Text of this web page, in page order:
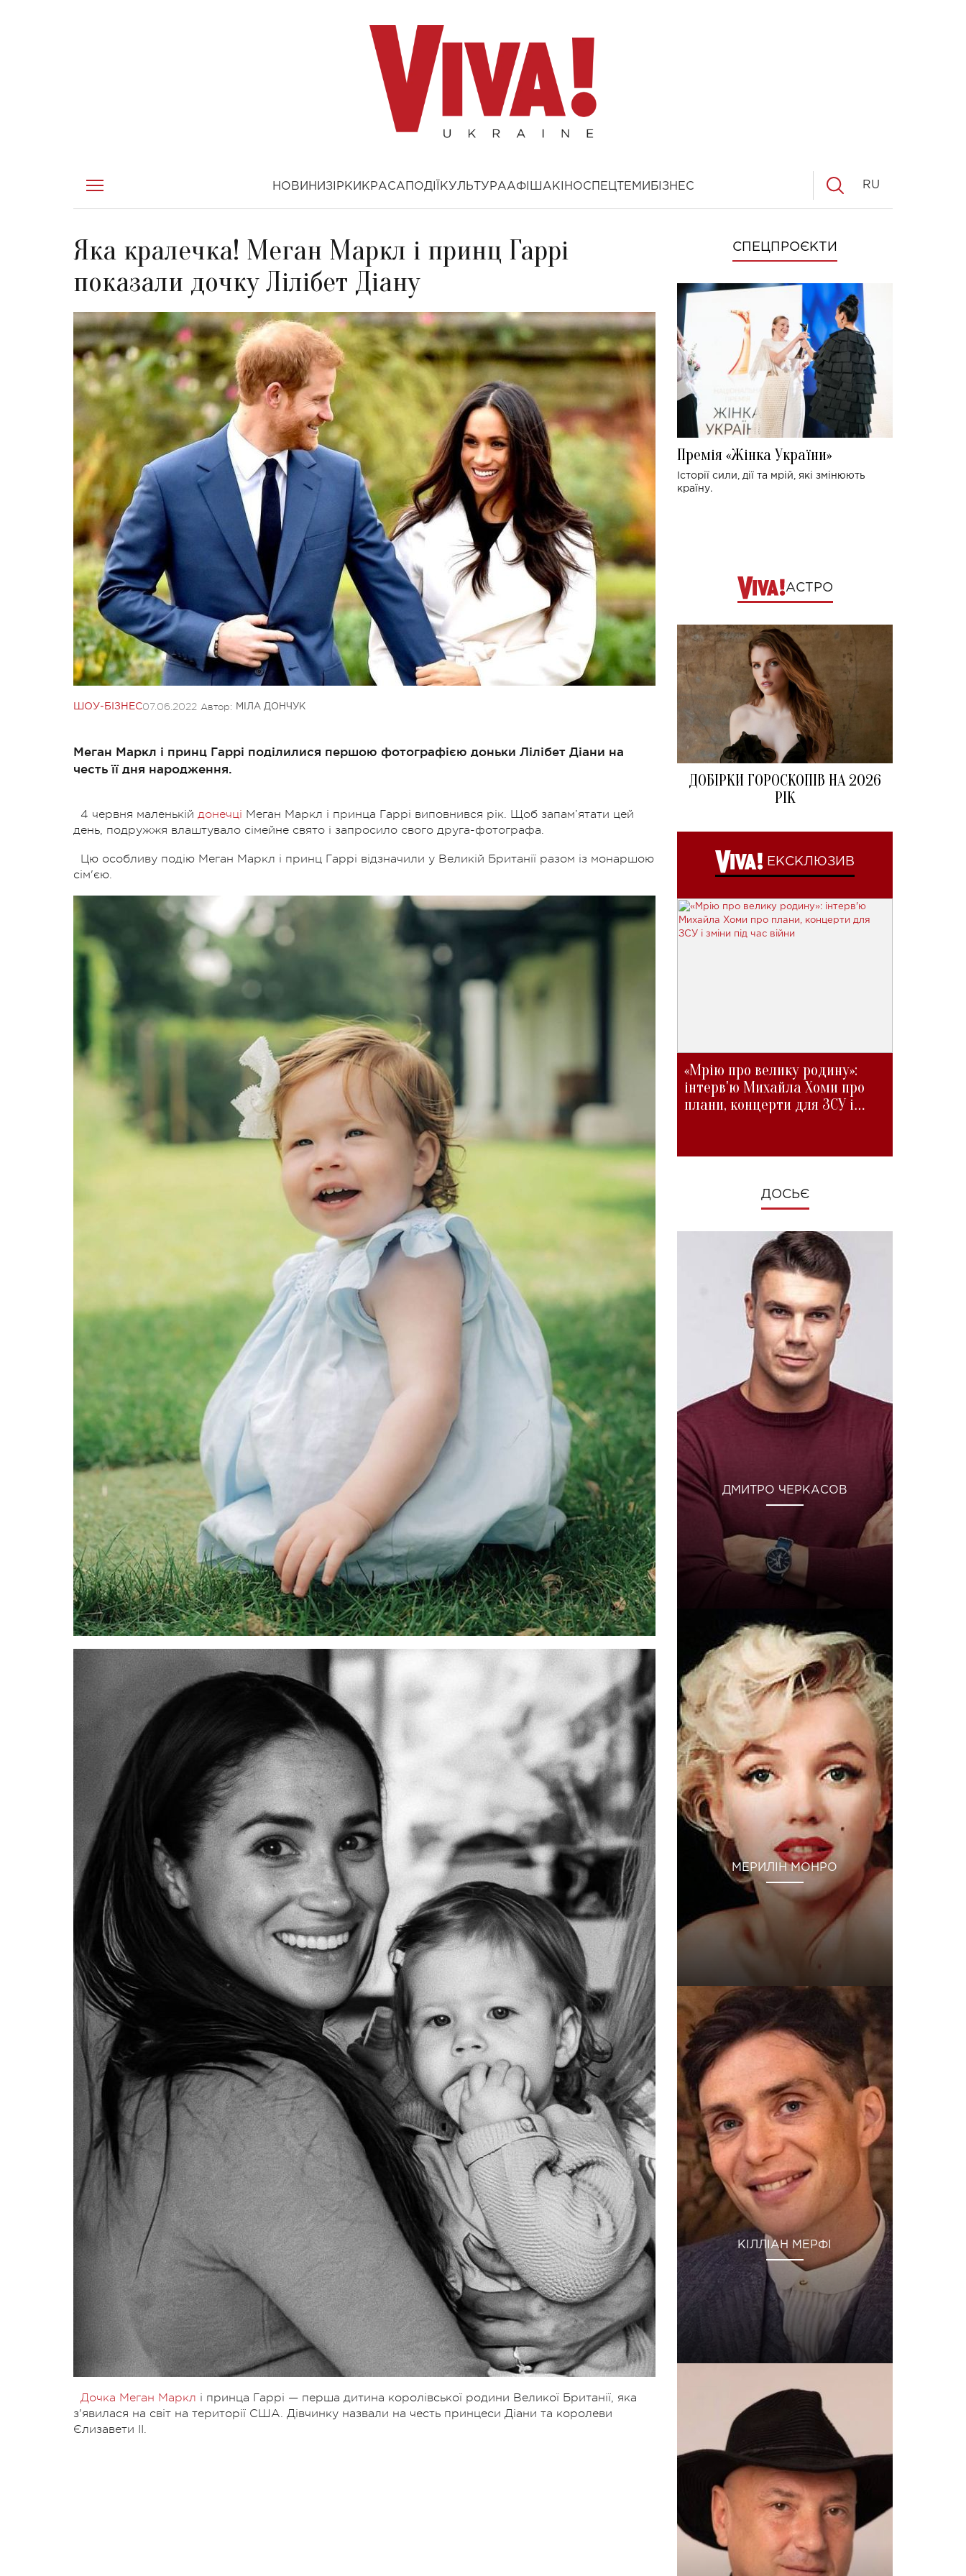
НОВИНИ ЗІРКИ КРАСА ПОДІЇ КУЛЬТУРААФІША КІНОСПЕЦТЕМИ БІЗНЕС RU
Яка кралечка! Меган Маркл і принц Гаррі
показали дочку Лілібет Діану
ШОУ-БІЗНЕС07.06.2022 Автор: МІЛА ДОНЧУК
Меган Маркл і принц Гаррі поділилися першою фотографією доньки Лілібет Діани на
честь її дня народження.
4 червня маленькій донечці Меган Маркл і принца Гаррі виповнився рік. Щоб запам’ятати цей
день, подружжя влаштувало сімейне свято і запросило свого друга-фотографа.
Цю особливу подію Меган Маркл і принц Гаррі відзначили у Великій Британії разом із монаршою
сім'єю.
Дочка Меган Маркл і принца Гаррі — перша дитина королівської родини Великої Британії, яка
з'явилася на світ на території США. Дівчинку назвали на честь принцеси Діани та королеви
Єлизавети ІІ.
СПЕЦПРОЄКТИ
Премія «Жінка України»
Історії сили, дії та мрій, які змінюють
країну.
АСТРО
ДОБІРКИ ГОРОСКОПІВ НА 2026
РІК
ЕКСКЛЮЗИВ
«Мрію про велику родину»:
інтерв'ю Михайла Хоми про
плани, концерти для ЗСУ і
ДОСЬЄ
ДМИТРО ЧЕРКАСОВ
МЕРИЛІН МОНРО
КІЛЛІАН МЕРФІ